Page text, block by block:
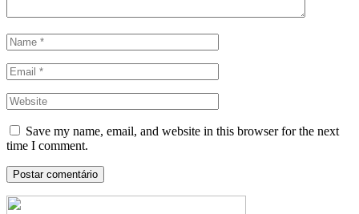
Save my name, email, and website in this browser for the next
time I comment.